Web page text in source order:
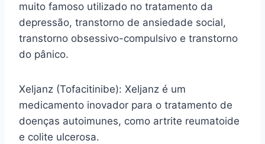
muito famoso utilizado no tratamento da
depressão, transtorno de ansiedade social,
transtorno obsessivo-compulsivo e transtorno
do pânico.
Xeljanz (Tofacitinibe): Xeljanz é um
medicamento inovador para o tratamento de
doenças autoimunes, como artrite reumatoide
e colite ulcerosa.